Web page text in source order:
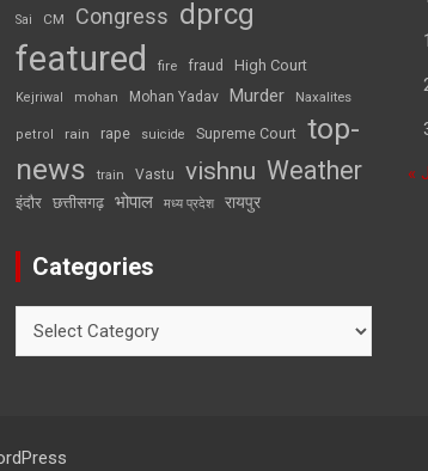
Sai CM Congress dprcg
featured fire fraud High Court
Kejriwal mohan Mohan Yadav Murder Naxalites
petrol rain rape suicide Supreme Court top-
news
train Vastu vishnu Weather
इंदौर छत्तीसगढ़ भोपाल मध्य प्रदेश रायपुर
Categories
«